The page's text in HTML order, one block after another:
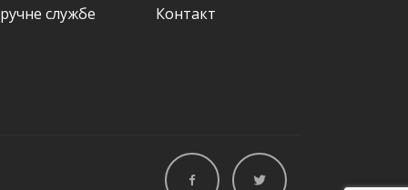
службе
Контакт